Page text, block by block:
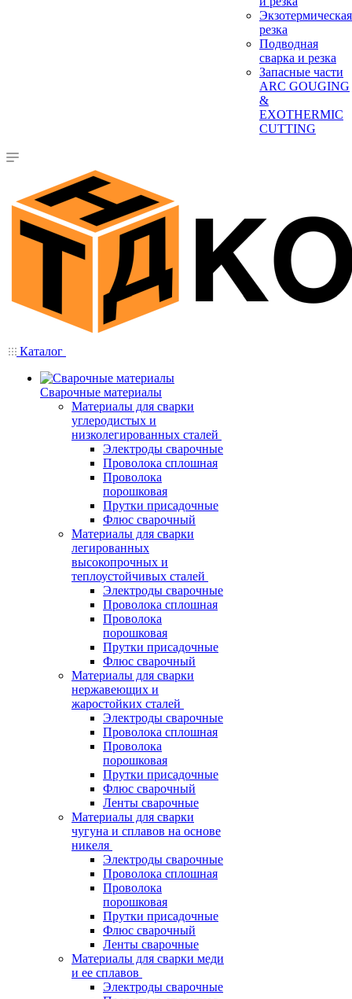
Экзотермическая
резка
Подводная
сварка и резка
Запасные части
ARC GOUGING
&
EXOTHERMIC
CUTTING
Каталог
Сварочные материалы
Материалы для сварки
углеродистых и
низколегированных сталей
Электроды сварочные
Проволока сплошная
Проволока
порошковая
Прутки присадочные
Флюс сварочный
Материалы для сварки
легированных
высокопрочных и
теплоустойчивых сталей
Электроды сварочные
Проволока сплошная
Проволока
порошковая
Прутки присадочные
Флюс сварочный
Материалы для сварки
нержавеющих и
жаростойких сталей
Электроды сварочные
Проволока сплошная
Проволока
порошковая
Прутки присадочные
Флюс сварочный
Ленты сварочные
Материалы для сварки
чугуна и сплавов на основе
никеля
Электроды сварочные
Проволока сплошная
Проволока
порошковая
Прутки присадочные
Флюс сварочный
Ленты сварочные
Материалы для сварки меди
и ее сплавов
Электроды сварочные